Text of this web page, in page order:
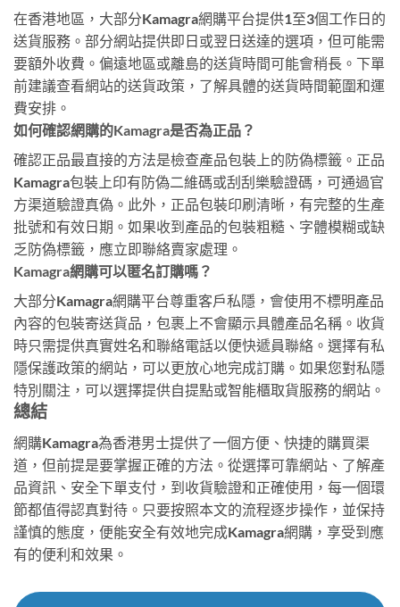
在香港地區，大部分Kamagra網購平台提供1至3個工作日的
送貨服務。部分網站提供即日或翌日送達的選項，但可能需
要額外收費。偏遠地區或離島的送貨時間可能會稍長。下單
前建議查看網站的送貨政策，了解具體的送貨時間範圍和運
費安排。
如何確認網購的Kamagra是否為正品？
確認正品最直接的方法是檢查產品包裝上的防偽標籤。正品
Kamagra包裝上印有防偽二維碼或刮刮樂驗證碼，可通過官
方渠道驗證真偽。此外，正品包裝印刷清晰，有完整的生產
批號和有效日期。如果收到產品的包裝粗糙、字體模糊或缺
乏防偽標籤，應立即聯絡賣家處理。
Kamagra網購可以匿名訂購嗎？
大部分Kamagra網購平台尊重客戶私隱，會使用不標明產品
內容的包裝寄送貨品，包裹上不會顯示具體產品名稱。收貨
時只需提供真實姓名和聯絡電話以便快遞員聯絡。選擇有私
隱保護政策的網站，可以更放心地完成訂購。如果您對私隱
特別關注，可以選擇提供自提點或智能櫃取貨服務的網站。
總結
網購Kamagra為香港男士提供了一個方便、快捷的購買渠
道，但前提是要掌握正確的方法。從選擇可靠網站、了解產
品資訊、安全下單支付，到收貨驗證和正確使用，每一個環
節都值得認真對待。只要按照本文的流程逐步操作，並保持
謹慎的態度，便能安全有效地完成Kamagra網購，享受到應
有的便利和效果。